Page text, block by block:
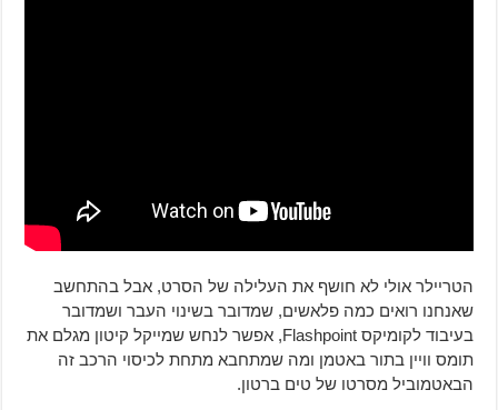
הטריילר אולי לא חושף את העלילה של הסרט, אבל בהתחשב
שאנחנו רואים כמה פלאשים, שמדובר בשינוי העבר ושמדובר
בעיבוד לקומיקס Flashpoint, אפשר לנחש שמייקל קיטון מגלם את
תומס וויין בתור באטמן ומה שמתחבא מתחת לכיסוי הרכב זה
הבאטמוביל מסרטו של טים ברטון.